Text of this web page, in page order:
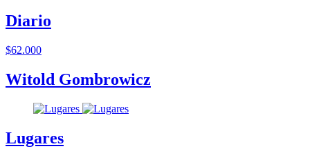
Diario
$62.000
Witold Gombrowicz
Lugares